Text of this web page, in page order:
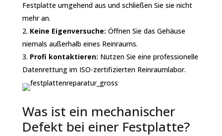
Festplatte umgehend aus und schließen Sie sie nicht
mehr an.
Keine Eigenversuche: Öffnen Sie das Gehäuse
niemals außerhalb eines Reinraums.
Profi kontaktieren: Nutzen Sie eine professionelle
Datenrettung im ISO-zertifizierten Reinraumlabor.
Was ist ein mechanischer
Defekt bei einer Festplatte?